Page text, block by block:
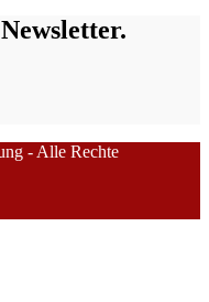
- Alle Rechte